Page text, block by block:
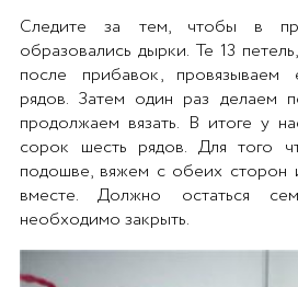
Следите за тем, чтобы в
образовались дырки. Те 13
после прибавок, провязываем
рядов. Затем один раз делаем
продолжаем вязать. В итоге у
сорок шесть рядов. Для того
подошве, вяжем с обеих сторон
вместе. Должно остаться
необходимо закрыть.